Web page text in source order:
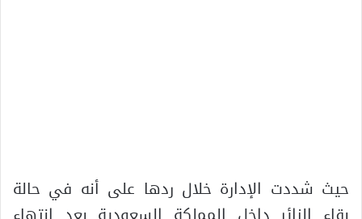
حيث شددت الإدارة خلال ردها على أنه في حالة